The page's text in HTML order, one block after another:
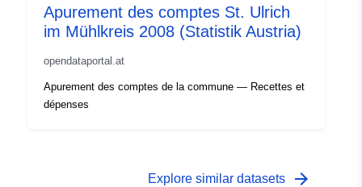
Apurement des comptes St. Ulrich
im Mühlkreis 2008 (Statistik Austria)
opendataportal.at
Apurement des comptes de la commune — Recettes et
dépenses
Explore similar datasets arrow_forward